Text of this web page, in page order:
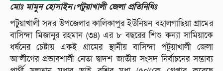
মোঃ মামুন হোসাইন।পটুয়াখালী জেলা প্রতিনিধিঃ
পটুয়াখালী সদর উপজেলার কালিকাপুর ইউনিয়ন বহালগাছিয়া গ্রামের
বাসিন্দা মিজানুর রহমান (৩৪) এর ৮ বছরের শিশু কন্যা সামিয়াকে
ধর্ষনের চেষ্টায় একই গ্রামের স্থানীয় বাসিন্দা পটুয়াখালী জেলা
আ’লীগের প্রভাবশালী নেতা দ্বাদশ জাতীয় সংসদ নির্বাচনের সম্ভাব্য